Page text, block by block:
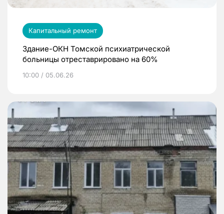
Капитальный ремонт
Здание-ОКН Томской психиатрической
больницы отреставрировано на 60%
10:00 / 05.06.26